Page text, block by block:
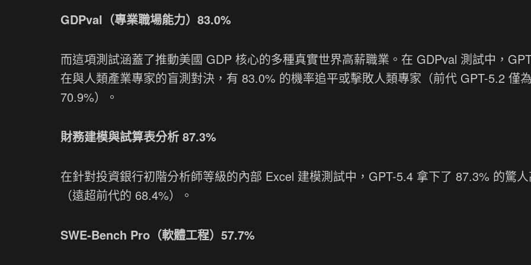
GDPval（專業職場能力）83.0%
而這項測試涵蓋了推動美國 GDP 核心的多種真實世界高薪職業。在 GDPval 測試中，
在與人類產業專家的盲測對決，有 83.0% 的機率追平或擊敗人類專家（前代 GPT-5.2 僅為
70.9%）。
財務建模與試算表分析 87.3%
在針對投資銀行初階分析師等級的內部 Excel 建模測試中，GPT-5.4 拿下了 87.3% 的驚
（遠超前代的 68.4%）。
SWE-Bench Pro（軟體工程）57.7%